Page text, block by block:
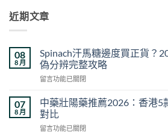
近期文章
08
8 月
Spinach汗馬糖邊度買正貨？
偽分辨完整攻略
在
汗
馬
糖
邊
留言功能已關閉
07
8 月
中藥壯陽藥推薦2026：香港5
對比
在
留言功能已關閉